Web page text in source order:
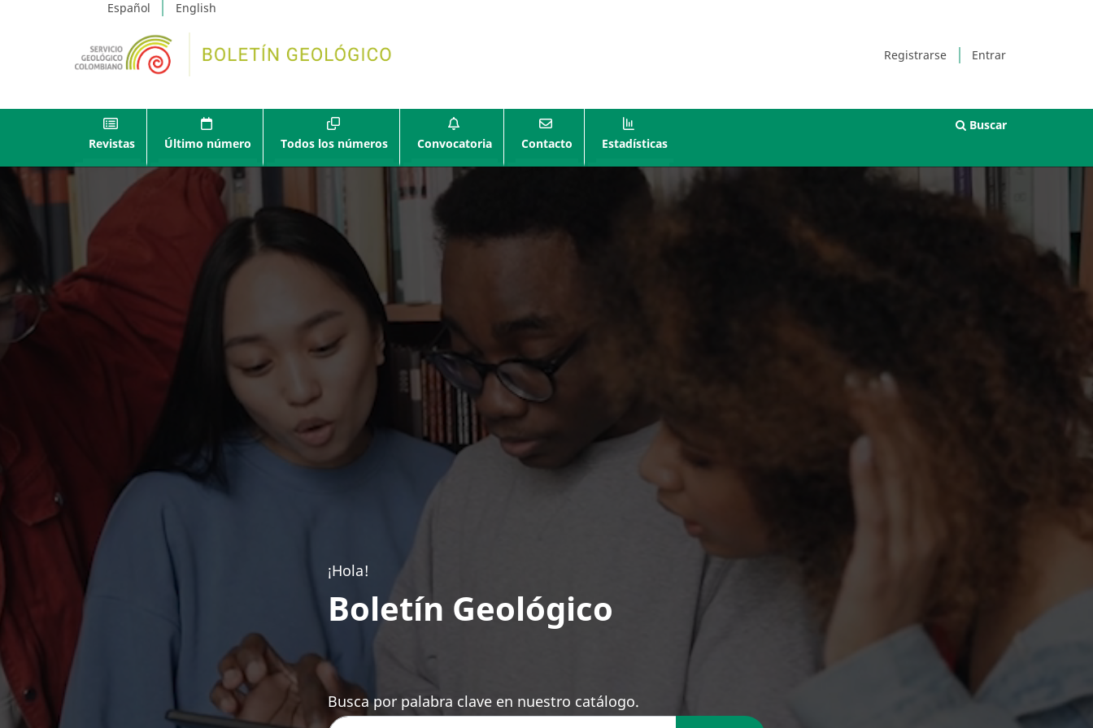
Español English
Registrarse Entrar
Revistas Último número Todos los números Convocatoria Contacto Estadísticas
Buscar
¡Hola!
Boletín Geológico
Busca por palabra clave en nuestro catálogo.